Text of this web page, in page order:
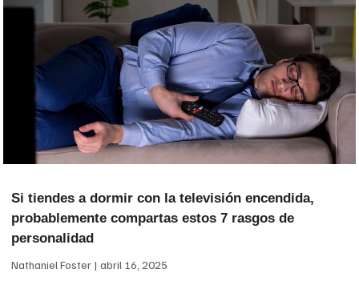
Si tiendes a dormir con la televisión encendida,
probablemente compartas estos 7 rasgos de
personalidad
Nathaniel Foster abril 16, 2025